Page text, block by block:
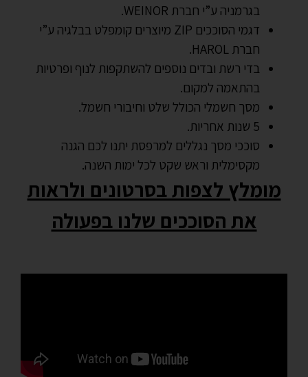
בגרמניה ע”י חברת WEINOR.
דגמי הסוככים ZIP מיוצרים קומפלט בבלגיה ע”י
חברת HAROL.
בדי רשת ובדים נוספים להשתקפות לנוף ופרטיות
בהתאמה למקום.
מסך חשמלי הכולל שלט וחיבורי חשמל.
5 שנות אחריות.
סוככי מסך נגללים למרפסת יתנו לכם הגנה
מקסימלית וראש שקט לכל ימות השנה.
מומלץ לצפות בסרטונים ולראות
את הסוככים שלנו בפעולה